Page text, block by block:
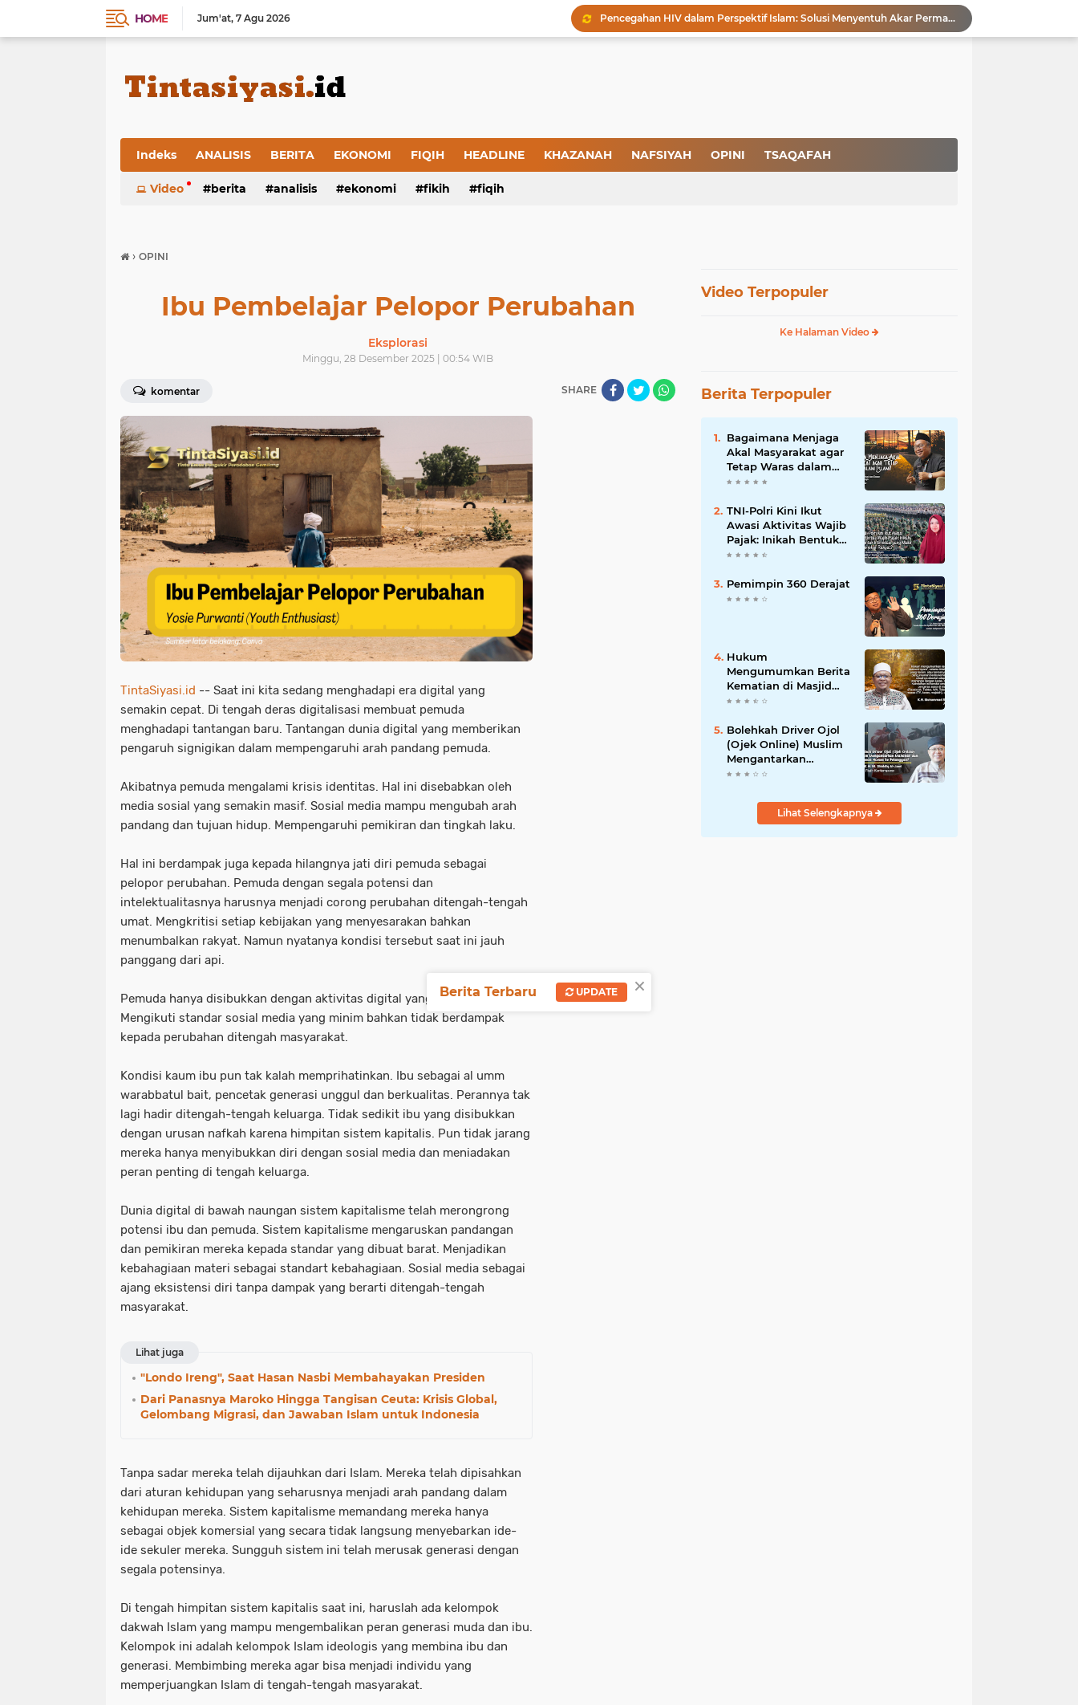
HOME Jum'at 7 Agu 2026
Pencegahan HIV dalam Perspektif Islam: Solusi Menyentuh Akar Permasalahan
Menjaga Hadis, Menjaga Peradaban
"Londo Ireng", Saat Hasan Nasbi Membahayakan Presiden
Fenomena Court of Netizen: Urgensi Kepastian Standar Hukum dan Moral dalam Perspektif Islam
Indeks ANALISIS BERITA EKONOMI FIQIH HEADLINE KHAZANAH NAFSIYAH OPINI TSAQAFAH
Video berita analisis ekonomi fikih fiqih
› OPINI
Ibu Pembelajar Pelopor Perubahan
Eksplorasi
Minggu, 28 Desember 2025 | 00:54 WIB
komentar SHARE
TintaSiyasi.id -- Saat ini kita sedang menghadapi era digital yang
semakin cepat. Di tengah deras digitalisasi membuat pemuda
menghadapi tantangan baru. Tantangan dunia digital yang memberikan
pengaruh signigikan dalam mempengaruhi arah pandang pemuda.
Akibatnya pemuda mengalami krisis identitas. Hal ini disebabkan oleh
media sosial yang semakin masif. Sosial media mampu mengubah arah
pandang dan tujuan hidup. Mempengaruhi pemikiran dan tingkah laku.
Hal ini berdampak juga kepada hilangnya jati diri pemuda sebagai
pelopor perubahan. Pemuda dengan segala potensi dan
intelektualitasnya harusnya menjadi corong perubahan ditengah-tengah
umat. Mengkritisi setiap kebijakan yang menyesarakan bahkan
menumbalkan rakyat. Namun nyatanya kondisi tersebut saat ini jauh
panggang dari api.
Pemuda hanya disibukkan dengan aktivitas digital yang unfaedah.
Mengikuti standar sosial media yang minim bahkan tidak berdampak
kepada perubahan ditengah masyarakat.
Kondisi kaum ibu pun tak kalah memprihatinkan. Ibu sebagai al umm
warabbatul bait, pencetak generasi unggul dan berkualitas. Perannya tak
lagi hadir ditengah-tengah keluarga. Tidak sedikit ibu yang disibukkan
dengan urusan nafkah karena himpitan sistem kapitalis. Pun tidak jarang
mereka hanya menyibukkan diri dengan sosial media dan meniadakan
peran penting di tengah keluarga.
Dunia digital di bawah naungan sistem kapitalisme telah merongrong
potensi ibu dan pemuda. Sistem kapitalisme mengaruskan pandangan
dan pemikiran mereka kepada standar yang dibuat barat. Menjadikan
kebahagiaan materi sebagai standart kebahagiaan. Sosial media sebagai
ajang eksistensi diri tanpa dampak yang berarti ditengah-tengah
masyarakat.
Lihat juga
"Londo Ireng", Saat Hasan Nasbi Membahayakan Presiden
Dari Panasnya Maroko Hingga Tangisan Ceuta: Krisis Global,
Gelombang Migrasi, dan Jawaban Islam untuk Indonesia
Tanpa sadar mereka telah dijauhkan dari Islam. Mereka telah dipisahkan
dari aturan kehidupan yang seharusnya menjadi arah pandang dalam
kehidupan mereka. Sistem kapitalisme memandang mereka hanya
sebagai objek komersial yang secara tidak langsung menyebarkan ide-
ide sekuler mereka. Sungguh sistem ini telah merusak generasi dengan
segala potensinya.
Di tengah himpitan sistem kapitalis saat ini, haruslah ada kelompok
dakwah Islam yang mampu mengembalikan peran generasi muda dan ibu.
Kelompok ini adalah kelompok Islam ideologis yang membina ibu dan
generasi. Membimbing mereka agar bisa menjadi individu yang
memperjuangkan Islam di tengah-tengah masyarakat.
Video Terpopuler
Ke Halaman Video
Berita Terpopuler
Bagaimana Menjaga
Akal Masyarakat agar
Tetap Waras dalam
Islam?
TNI-Polri Kini Ikut
Awasi Aktivitas Wajib
Pajak: Inikah Bentuk
Intimidasi yang Makin
Pemimpin 360 Derajat
Hukum
Mengumumkan Berita
Kematian di Masjid
dan Medsos
Bolehkah Driver Ojol
(Ojek Online) Muslim
Mengantarkan
Makanan dan
Pelanggan?
Lihat Selengkapnya
×
Berita Terbaru UPDATE